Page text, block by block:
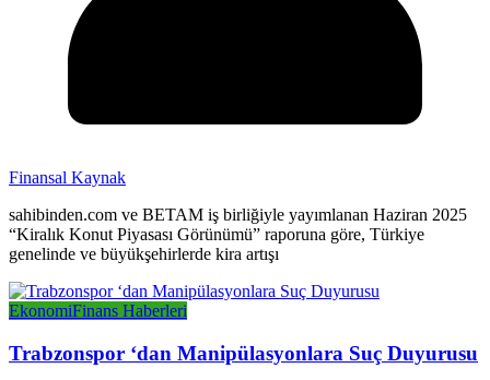
Finansal Kaynak
sahibinden.com ve BETAM iş birliğiyle yayımlanan Haziran 2025
“Kiralık Konut Piyasası Görünümü” raporuna göre, Türkiye
genelinde ve büyükşehirlerde kira artışı
EkonomiFinans Haberleri
Trabzonspor ‘dan Manipülasyonlara Suç Duyurusu